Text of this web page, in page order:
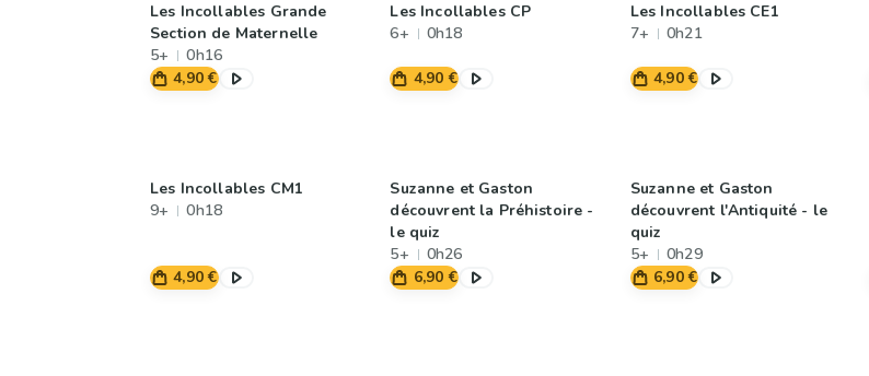
Les Incollables Grande
Section de Maternelle
5+
0h16
4,90 €
Les Incollables CP
6+
0h18
4,90 €
Les Incollables CE1
7+
0h21
4,90 €
Les Incollables CM1
9+
0h18
4,90 €
Suzanne et Gaston
découvrent la Préhistoire -
le quiz
5+
0h26
6,90 €
Suzanne et Gaston
découvrent l'Antiquité - le
quiz
5+
0h29
6,90 €